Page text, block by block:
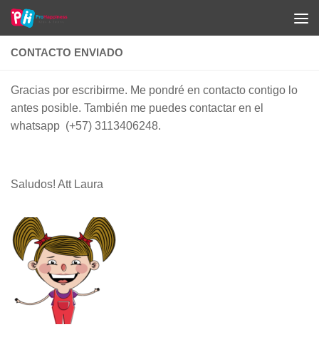
Saltar al contenido
CONTACTO ENVIADO
Gracias por escribirme. Me pondré en contacto contigo lo
antes posible. También me puedes contactar en el
whatsapp (+57) 3113406248.
Saludos! Att Laura